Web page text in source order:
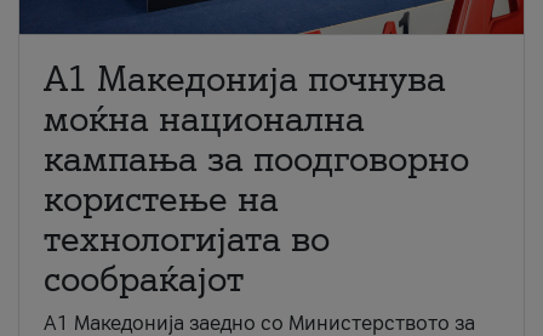
A1 Македонија почнува
моќна национална
кампања за поодговорно
користење на
технологијата во
сообраќајот
A1 Македонија заедно со Министерството за